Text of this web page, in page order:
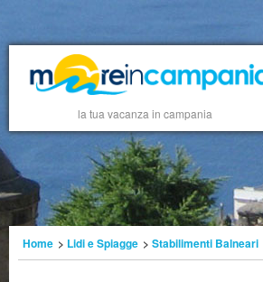
la tua vacanza in campania
Home > Lidi e Spiagge > Stabilimenti Balneari